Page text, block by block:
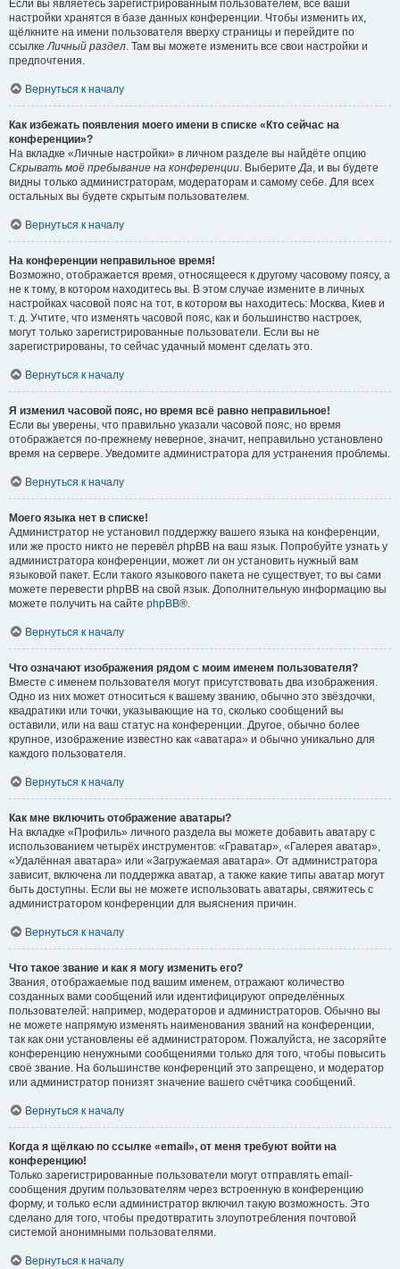
Если вы являетесь зарегистрированным пользователем, все ваши
настройки хранятся в базе данных конференции. Чтобы изменить их,
щёлкните на имени пользователя вверху страницы и перейдите по
ссылкеЛичный раздел. Там вы можете изменить все свои настройки и
предпочтения.
Вернуться к началу
Как избежать появления моего имени в списке «Кто сейчас на
конференции»?
На вкладке «Личные настройки» в личном разделе вы найдёте опцию
Скрывать моё пребывание на конференции. ВыберитеДа, и вы будете
видны только администраторам, модераторам и самому себе. Для всех
остальных вы будете скрытым пользователем.
Вернуться к началу
На конференции неправильное время!
Возможно, отображается время, относящееся к другому часовому поясу, а
не к тому, в котором находитесь вы. В этом случае измените в личных
настройках часовой пояс на тот, в котором вы находитесь: Москва, Киев и
т. д. Учтите, что изменять часовой пояс, как и большинство настроек,
могут только зарегистрированные пользователи. Если вы не
зарегистрированы, то сейчас удачный момент сделать это.
Вернуться к началу
Я изменил часовой пояс, но время всё равно неправильное!
Если вы уверены, что правильно указали часовой пояс, но время
отображается по-прежнему неверное, значит, неправильно установлено
время на сервере. Уведомите администратора для устранения проблемы.
Вернуться к началу
Моего языка нет в списке!
Администратор не установил поддержку вашего языка на конференции,
или же просто никто не перевёл phpBB на ваш язык. Попробуйте узнать у
администратора конференции, может ли он установить нужный вам
языковой пакет. Если такого языкового пакета не существует, то вы сами
можете перевести phpBB на свой язык. Дополнительную информацию вы
можете получить на сайте phpBB®.
Вернуться к началу
Что означают изображения рядом с моим именем пользователя?
Вместе с именем пользователя могут присутствовать два изображения.
Одно из них может относиться к вашему званию, обычно это звёздочки,
квадратики или точки, указывающие на то, сколько сообщений вы
оставили, или на ваш статус на конференции. Другое, обычно более
крупное, изображение известно как «аватара» и обычно уникально для
каждого пользователя.
Вернуться к началу
Как мне включить отображение аватары?
На вкладке «Профиль» личного раздела вы можете добавить аватару с
использованием четырёх инструментов: «Граватар», «Галерея аватар»,
«Удалённая аватара» или «Загружаемая аватара». От администратора
зависит, включена ли поддержка аватар, а также какие типы аватар могут
быть доступны. Если вы не можете использовать аватары, свяжитесь с
администратором конференции для выяснения причин.
Вернуться к началу
Что такое звание и как я могу изменить его?
Звания, отображаемые под вашим именем, отражают количество
созданных вами сообщений или идентифицируют определённых
пользователей: например, модераторов и администраторов. Обычно вы
не можете напрямую изменять наименования званий на конференции,
так как они установлены её администратором. Пожалуйста, не засоряйте
конференцию ненужными сообщениями только для того, чтобы повысить
своё звание. На большинстве конференций это запрещено, и модератор
или администратор понизят значение вашего счётчика сообщений.
Вернуться к началу
Когда я щёлкаю по ссылке «email», от меня требуют войти на
конференцию!
Только зарегистрированные пользователи могут отправлять email-
сообщения другим пользователям через встроенную в конференцию
форму, и только если администратор включил такую возможность. Это
сделано для того, чтобы предотвратить злоупотребления почтовой
системой анонимными пользователями.
Вернуться к началу